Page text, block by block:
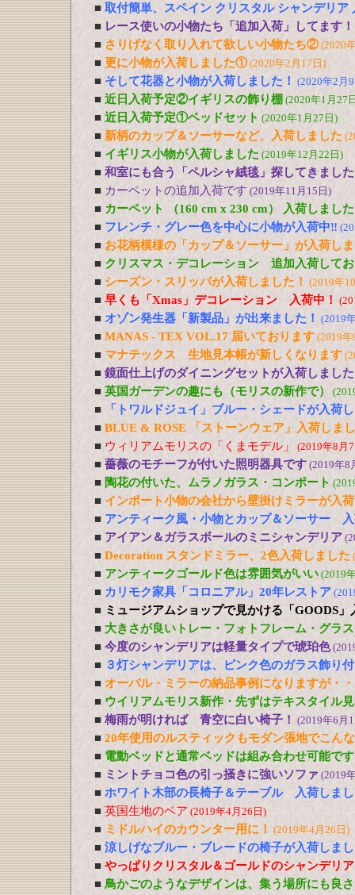
■ 取付簡単、スペイン クリスタル シャンデリア
■ レース使いの小物たち「追加入荷」してます！
■ さりげなく取り入れて欲しい小物たち②(2020
■ 更に小物が入荷しました①(2020年2月17日)
■ そして花器と小物が入荷しました！ (2020年2月
■ 近日入荷予定②イギリスの飾り棚 (2020年1月27
■ 近日入荷予定①ベッドセット (2020年1月27日)
■ 新柄のカップ＆ソーサーなど、入荷しました
■ イギリス小物が入荷しました (2019年12月22日)
■ 和室にも合う「ペルシャ絨毯」探してきまし
■ カーペットの追加入荷です (2019年11月15日)
■ カーペット （160 cm x 230 cm） 入荷しました
■ フレンチ・グレー色を中心に小物が入荷中‼
■ お花柄模様の「カップ＆ソーサー」が入荷し
■ クリスマス・デコレーション 追加入荷して
■ シーズン・スリッパが入荷しました！ (2019年
■ 早くも「Xmas」デコレーション 入荷中！
■ オゾン発生器「新製品」が出来ました！ (2019
■ MANAS - TEX VOL.17 届いております (2019
■ マナテックス 生地見本帳が新しくなります
■ 鏡面仕上げのダイニングセットが入荷しました
■ 英国ガーデンの趣にも（モリスの新作で）
■
「トワルドジュイ」ブルー・シェードが入荷
■ BLUE & ROSE 「ストーンウェア」入荷しま
■ ウィリアムモリスの「くまモデル」 (2019年8月
■ 薔薇のモチーフが付いた照明器具です (2019年8
■ 陶花の付いた、ムラノガラス・コンポート
■ インポート小物の会社から壁掛けミラーが入荷
■ アンティーク風・小物とカップ＆ソーサー
■ アイアン＆ガラスボールのミニシャンデリア
■ Decoration スタンドミラー、2色入荷しました
■ アンティークゴールド色は雰囲気がいい (2019
■ カリモク家具「コロニアル」20年レストア
■ ミュージアムショップで見かける「GOODS」
■ 大きさが良いトレー・フォトフレーム・グラ
■ 今度のシャンデリアは軽量タイプで琥珀色
■ ３灯シャンデリアは、ピンク色のガラス飾り付
■ オーバル・ミラーの納品事例になりますが・
■ ウイリアムモリス新作・先ずはテキスタイル
■ 梅雨が明ければ 青空に白い椅子！ (2019年6月
■ 20年使用のルスティックもモダン張地でこん
■ 電動ベッドと通常ベッドは組み合わせ可能です
■ ミントチョコ色の引っ掻きに強いソファ (2019
■ ホワイト木部の長椅子＆テーブル 入荷しま
■ 英国生地のベア (2019年4月26日)
■ ミドルハイのカウンター用に！ (2019年4月26日)
■ 涼しげなブルー・ブレードの椅子が入荷しま
■ やっぱりクリスタル＆ゴールドのシャンデリ
■ 鳥かごのようなデザインは、集う場所にも良